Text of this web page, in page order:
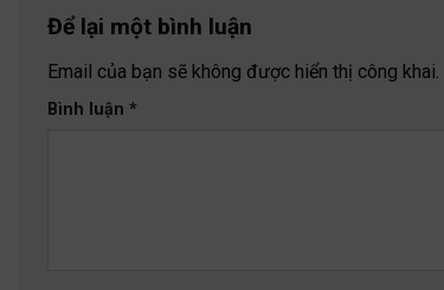
Để lại một bình luận
Email của bạn sẽ không được hiển thị công khai.
Bình luận *